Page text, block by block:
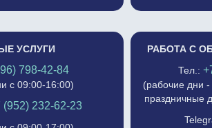
УСЛУГИ
798-42-84
с 09:00-16:00)
(952) 232-62-23
РАБОТА С
Тел.:
(рабочие дни
праздничные